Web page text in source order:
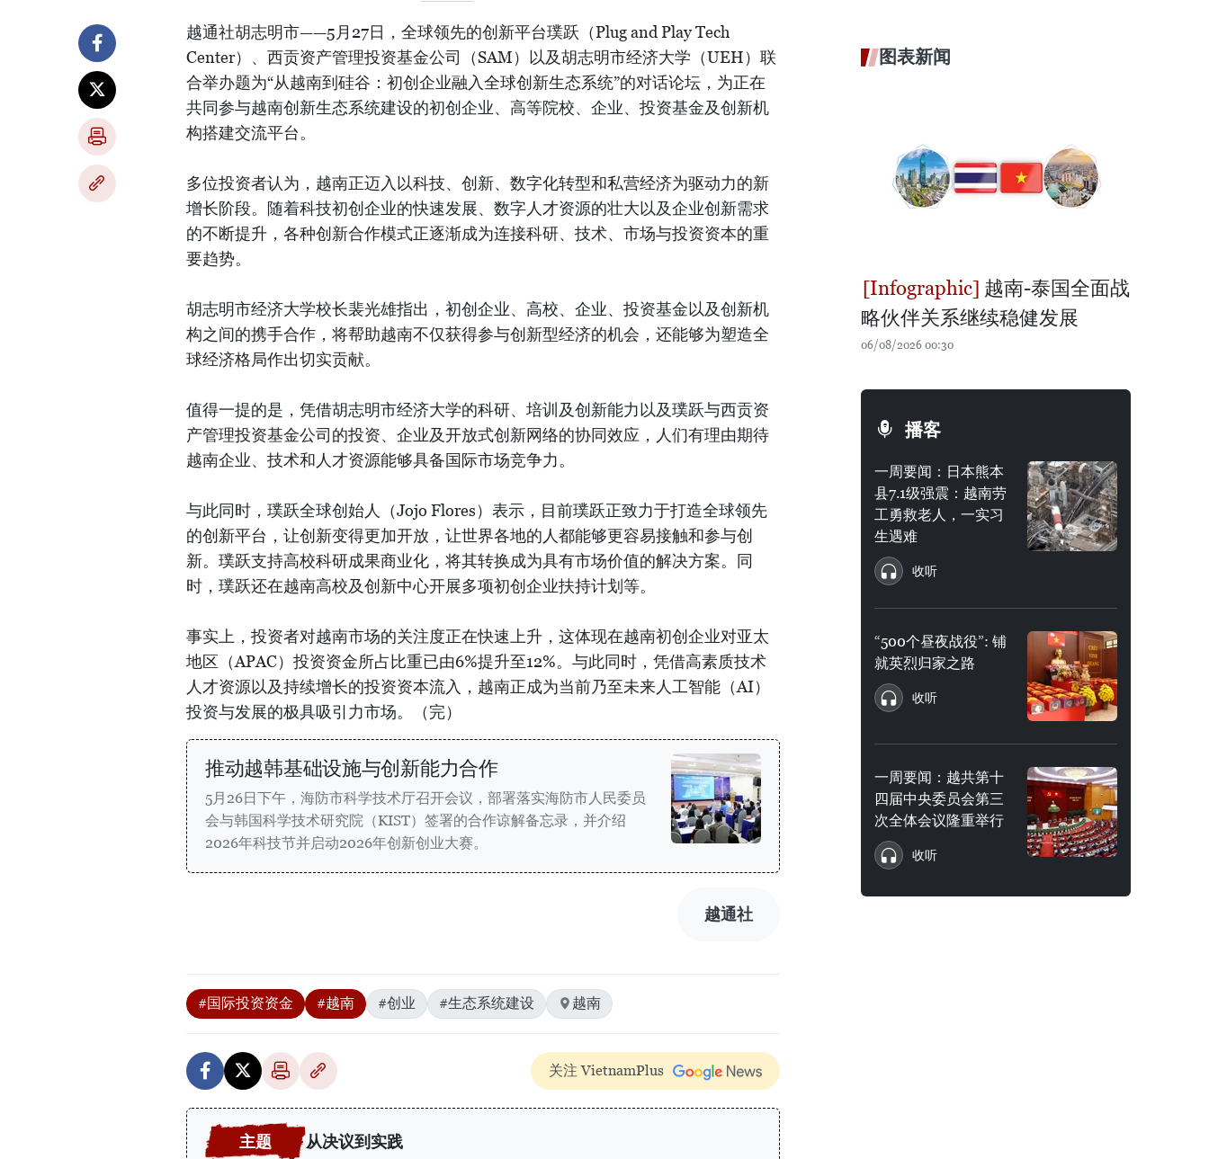
越通社胡志明市——5月27日，全球领先的创新平台璞跃（Plug and Play Tech
Center）、西贡资产管理投资基金公司（SAM）以及胡志明市经济大学（UEH）联
合举办题为“从越南到硅谷：初创企业融入全球创新生态系统”的对话论坛，为正在
共同参与越南创新生态系统建设的初创企业、高等院校、企业、投资基金及创新机
构搭建交流平台。
多位投资者认为，越南正迈入以科技、创新、数字化转型和私营经济为驱动力的新
增长阶段。随着科技初创企业的快速发展、数字人才资源的壮大以及企业创新需求
的不断提升，各种创新合作模式正逐渐成为连接科研、技术、市场与投资资本的重
要趋势。
胡志明市经济大学校长裴光雄指出，初创企业、高校、企业、投资基金以及创新机
构之间的携手合作，将帮助越南不仅获得参与创新型经济的机会，还能够为塑造全
球经济格局作出切实贡献。
值得一提的是，凭借胡志明市经济大学的科研、培训及创新能力以及璞跃与西贡资
产管理投资基金公司的投资、企业及开放式创新网络的协同效应，人们有理由期待
越南企业、技术和人才资源能够具备国际市场竞争力。
与此同时，璞跃全球创始人（Jojo Flores）表示，目前璞跃正致力于打造全球领先
的创新平台，让创新变得更加开放，让世界各地的人都能够更容易接触和参与创
新。璞跃支持高校科研成果商业化，将其转换成为具有市场价值的解决方案。同
时，璞跃还在越南高校及创新中心开展多项初创企业扶持计划等。
事实上，投资者对越南市场的关注度正在快速上升，这体现在越南初创企业对亚太
地区（APAC）投资资金所占比重已由6%提升至12%。与此同时，凭借高素质技术
人才资源以及持续增长的投资资本流入，越南正成为当前乃至未来人工智能（AI）
投资与发展的极具吸引力市场。（完）
推动越韩基础设施与创新能力合作
5月26日下午，海防市科学技术厅召开会议，部署落实海防市人民委员
会与韩国科学技术研究院（KIST）签署的合作谅解备忘录，并介绍
2026年科技节并启动2026年创新创业大赛。
越通社
#国际投资资金 #越南 #创业 #生态系统建设 越南
关注 VietnamPlus
从决议到实践
图表新闻
越南-泰国全面战
略伙伴关系继续稳健发展
06/08/2026 00:30
播客
一周要闻：日本熊本
县7.1级强震：越南劳
工勇救老人，一实习
生遇难
收听
“500个昼夜战役”: 铺
就英烈归家之路
收听
一周要闻：越共第十
四届中央委员会第三
次全体会议隆重举行
收听